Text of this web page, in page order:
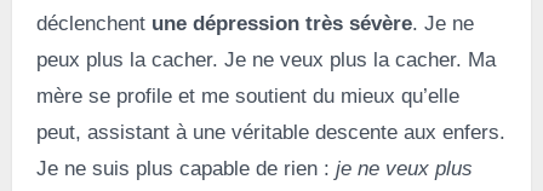
déclenchent une dépression très sévère. Je ne
peux plus la cacher. Je ne veux plus la cacher. Ma
mère se profile et me soutient du mieux qu’elle
peut, assistant à une véritable descente aux enfers.
Je ne suis plus capable de rien : je ne veux plus